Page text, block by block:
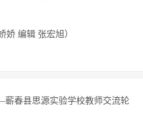
娇 编辑 张宏旭）
春县思源实验学校教师交流轮